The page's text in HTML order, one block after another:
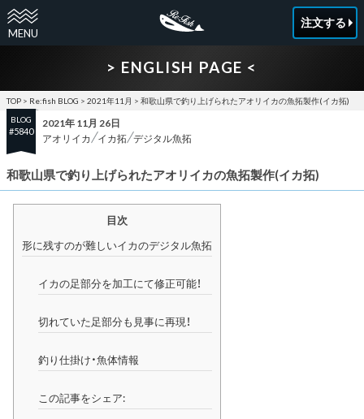
注文する
> ENGLISH PAGE <
TOP > Re:fish BLOG > 2021年11月 > 和歌山県で釣り上げられたアオリイカの魚拓製作(イカ拓)
BLOG
#5840
2021年 11月 26日
アオリイカ
イカ拓 デジタル魚拓
和歌山県で釣り上げられたアオリイカの魚拓製作(イカ拓)
目次
形に残すのが難しいイカのデジタル魚拓
イカの足部分を加工にて修正可能！
切れていた足部分も見事に再現！
釣り仕掛け・魚体情報
この記事をシェア: